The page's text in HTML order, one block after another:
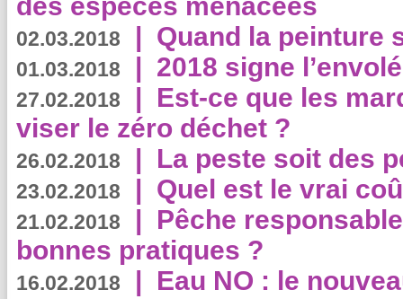
02.03.2018 | Quand la peinture
01.03.2018 | 2018 signe
27.02.2018 | Est-ce que les
viser le zéro déchet ?
26.02.2018 | La peste soit des
23.02.2018 | Quel est le vrai
21.02.2018 | Pêche
bonnes pratiques ?
16.02.2018 | Eau NO : le